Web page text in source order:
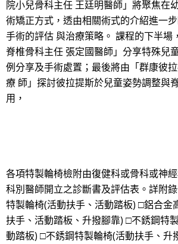
院小兒骨科主任 王廷明醫師」將聚焦在
術矯正方式，透由相關術式的介紹進一
手術的評估 與治療策略。 課程的下半場
脊椎骨科主任 張定國醫師」分享特殊兒
例分享及手術處置；最後將由「群康彼
療 師」探討彼拉提斯於兒童姿勢調整與
用，
各項特製輪椅檢附由復健科或骨科或神
科別醫師開立之診斷書及評估表。詳附
特製輪椅(活動扶手、活動踏板) □鋁合金
扶手、活動踏板、升撥腳靠) □不銹鋼特
動踏板) □不銹鋼特製輪椅(活動扶手、升